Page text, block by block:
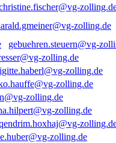
zolling.de
gebuehren.steuern@vg-
zolling.de
zolling.de
zolling.de
zolling.de
zolling.de
zolling.de